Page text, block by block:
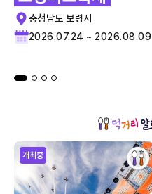
충청남도 보령시
2026.07.24 ~ 2026.08.09
개최중